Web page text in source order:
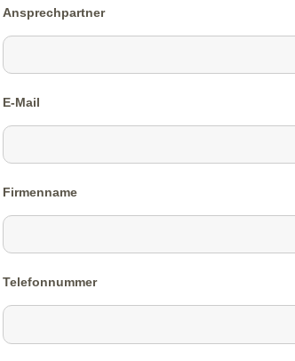
Ansprechpartner
E-Mail
Firmenname
Telefonnummer